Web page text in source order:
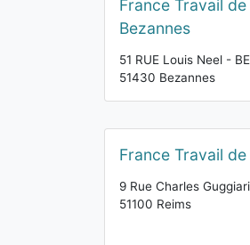
France Travail de
Bezannes
51 RUE Louis Neel -
51430 Bezannes
France Travail de
9 Rue Charles Guggiari
51100 Reims